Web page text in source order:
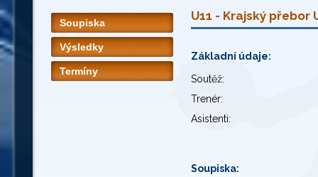
Soupiska
Výsledky
Termíny
U11 - Krajský přebor
Základní údaje:
Soutěž:
Trenér:
Asistenti:
Soupiska: